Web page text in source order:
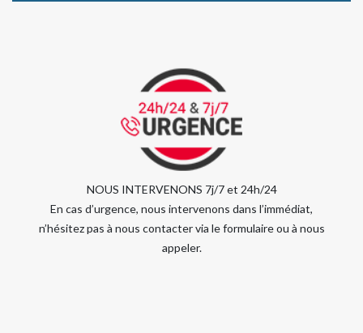
NOUS INTERVENONS 7j/7 et 24h/24
En cas d’urgence, nous intervenons dans l’immédiat,
n’hésitez pas à nous contacter via le formulaire ou à nous
appeler.